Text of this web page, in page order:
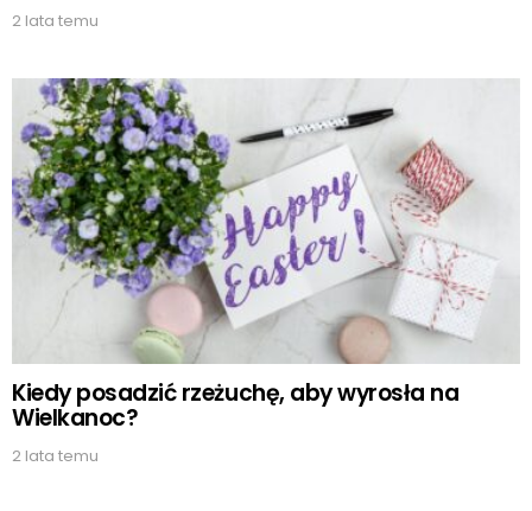
2 lata temu
Kiedy posadzić rzeżuchę, aby wyrosła na
Wielkanoc?
2 lata temu